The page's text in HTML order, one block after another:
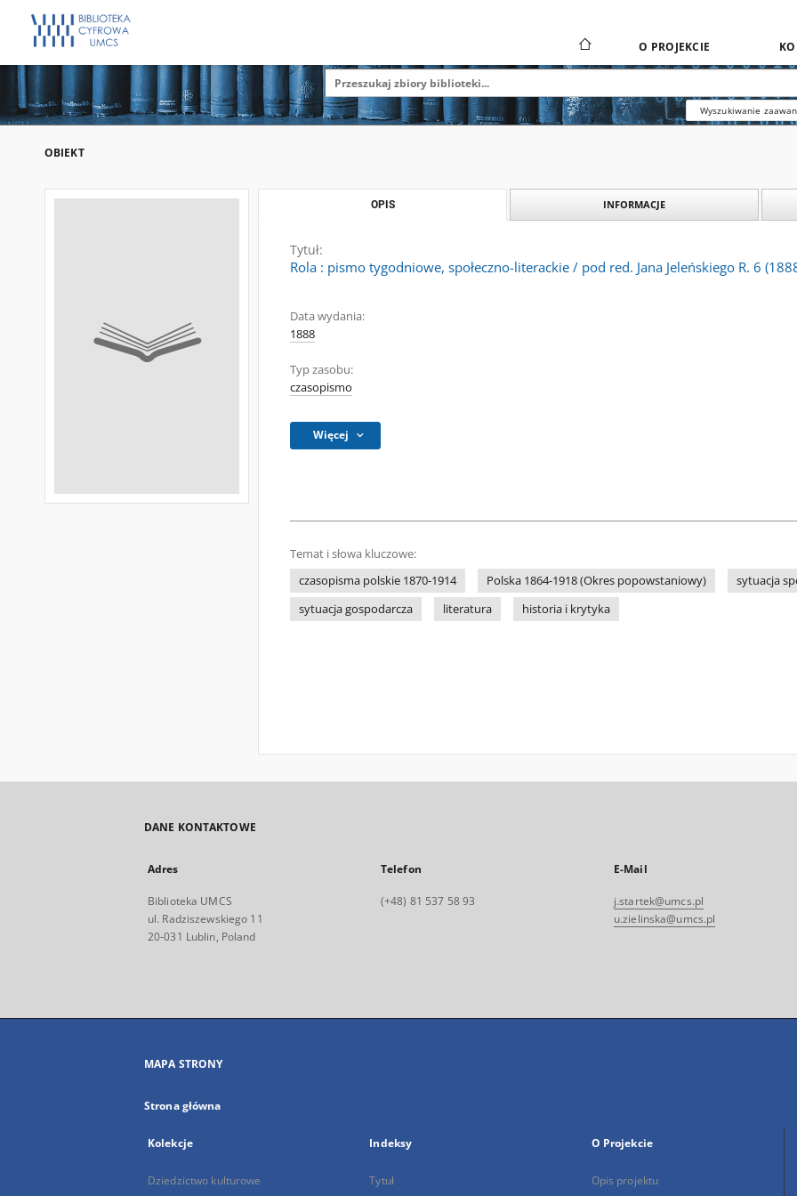
O PROJEKCIE
Wyszukiwanie
OBIEKT
OPIS INFORMACJE
Tytuł:
Rola : pismo tygodniowe, społeczno-literackie / pod red. Jana Jeleńskiego R. 6
Data wydania:
1888
Typ zasobu:
czasopismo
Więcej
Temat i słowa kluczowe:
czasopisma polskie 1870-1914
Polska 1864-1918 (Okres popowstaniowy) sytuacja
sytuacja gospodarcza
literatura historia i krytyka
DANE KONTAKTOWE
Adres
Biblioteka UMCS
ul. Radziszewskiego 11
20-031 Lublin, Poland
Telefon
(+48) 81 537 58 93
E-Mail
j.startek@umcs.pl
u.zielinska@umcs.pl
MAPA STRONY
Strona główna
Kolekcje
Dziedzictwo kulturowe
Indeksy
Tytuł
O Projekcie
Opis projektu